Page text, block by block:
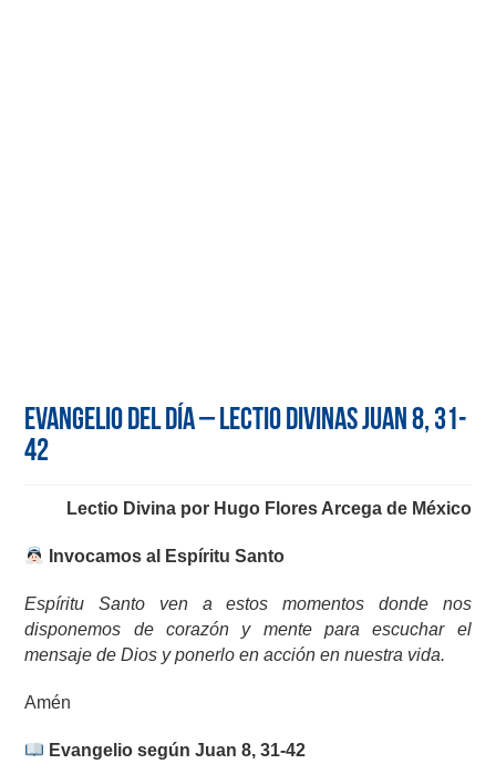
Evangelio del día – Lectio Divinas Juan 8, 31-
42
Lectio Divina por Hugo Flores Arcega de México
Invocamos al Espíritu Santo
Espíritu Santo ven a estos momentos donde nos
disponemos de corazón y mente para escuchar el
mensaje de Dios y ponerlo en acción en nuestra vida.
Amén
Evangelio según Juan 8, 31-42